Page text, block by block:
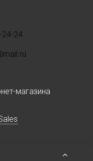
24-24
магазина